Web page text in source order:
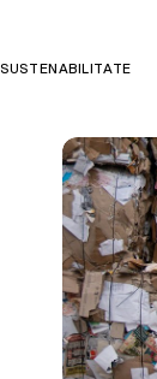
SUSTENABILITATE